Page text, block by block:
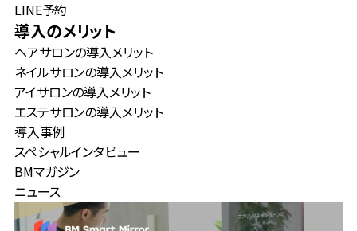
LINE予約
導入のメリット
ヘアサロンの導入メリット
ネイルサロンの導入メリット
アイサロンの導入メリット
エステサロンの導入メリット
導入事例
スペシャルインタビュー
BMマガジン
ニュース